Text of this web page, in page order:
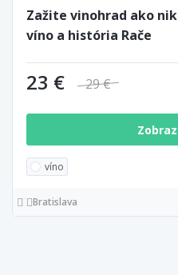
Zažite vinohrad ako
víno a história Rače
23 € 29 €
víno
Bratislava